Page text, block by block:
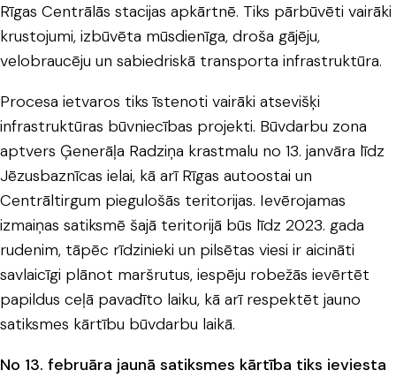
Rīgas Centrālās stacijas apkārtnē. Tiks pārbūvēti vairāki
krustojumi, izbūvēta mūsdienīga, droša gājēju,
velobraucēju un sabiedriskā transporta infrastruktūra.
Procesa ietvaros tiks īstenoti vairāki atsevišķi
infrastruktūras būvniecības projekti. Būvdarbu zona
aptvers Ģenerāļa Radziņa krastmalu no 13. janvāra līdz
Jēzusbaznīcas ielai, kā arī Rīgas autoostai un
Centrāltirgum piegulošās teritorijas. Ievērojamas
izmaiņas satiksmē šajā teritorijā būs līdz 2023. gada
rudenim, tāpēc rīdzinieki un pilsētas viesi ir aicināti
savlaicīgi plānot maršrutus, iespēju robežās ievērtēt
papildus ceļā pavadīto laiku, kā arī respektēt jauno
satiksmes kārtību būvdarbu laikā.
No 13. februāra jaunā satiksmes kārtība tiks ieviesta